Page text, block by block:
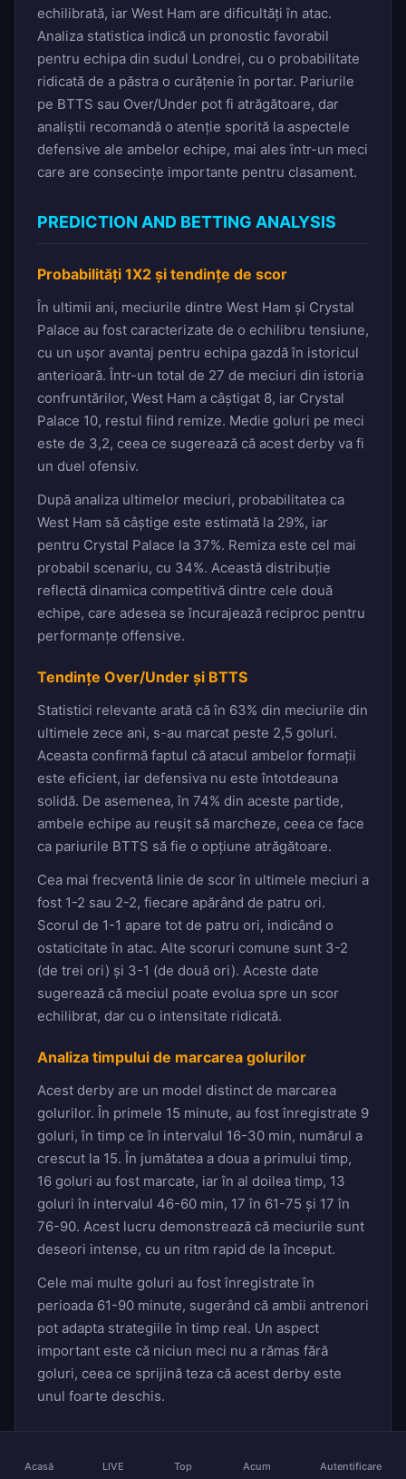
echilibrată, iar West Ham are dificultăți în atac.
Analiza statistica indică un pronostic favorabil
pentru echipa din sudul Londrei, cu o probabilitate
ridicată de a păstra o curățenie în portar. Pariurile
pe BTTS sau Over/Under pot fi atrăgătoare, dar
analiștii recomandă o atenție sporită la aspectele
defensive ale ambelor echipe, mai ales într-un meci
care are consecințe importante pentru clasament.
PREDICTION AND BETTING ANALYSIS
Probabilități 1X2 și tendințe de scor
În ultimii ani, meciurile dintre West Ham și Crystal
Palace au fost caracterizate de o echilibru tensiune,
cu un ușor avantaj pentru echipa gazdă în istoricul
anterioară. Într-un total de 27 de meciuri din istoria
confruntărilor, West Ham a câștigat 8, iar Crystal
Palace 10, restul fiind remize. Medie goluri pe meci
este de 3,2, ceea ce sugerează că acest derby va fi
un duel ofensiv.
După analiza ultimelor meciuri, probabilitatea ca
West Ham să câștige este estimată la 29%, iar
pentru Crystal Palace la 37%. Remiza este cel mai
probabil scenariu, cu 34%. Această distribuție
reflectă dinamica competitivă dintre cele două
echipe, care adesea se încurajează reciproc pentru
performanțe offensive.
Tendințe Over/Under și BTTS
Statistici relevante arată că în 63% din meciurile din
ultimele zece ani, s-au marcat peste 2,5 goluri.
Aceasta confirmă faptul că atacul ambelor formații
este eficient, iar defensiva nu este întotdeauna
solidă. De asemenea, în 74% din aceste partide,
ambele echipe au reușit să marcheze, ceea ce face
ca pariurile BTTS să fie o opțiune atrăgătoare.
Cea mai frecventă linie de scor în ultimele meciuri a
fost 1-2 sau 2-2, fiecare apărând de patru ori.
Scorul de 1-1 apare tot de patru ori, indicând o
ostaticitate în atac. Alte scoruri comune sunt 3-2
(de trei ori) și 3-1 (de două ori). Aceste date
sugerează că meciul poate evolua spre un scor
echilibrat, dar cu o intensitate ridicată.
Analiza timpului de marcarea golurilor
Acest derby are un model distinct de marcarea
golurilor. În primele 15 minute, au fost înregistrate 9
goluri, în timp ce în intervalul 16-30 min, numărul a
crescut la 15. În jumătatea a doua a primului timp,
16 goluri au fost marcate, iar în al doilea timp, 13
goluri în intervalul 46-60 min, 17 în 61-75 și 17 în
76-90. Acest lucru demonstrează că meciurile sunt
deseori intense, cu un ritm rapid de la început.
Cele mai multe goluri au fost înregistrate în
perioada 61-90 minute, sugerând că ambii antrenori
pot adapta strategiile în timp real. Un aspect
important este că niciun meci nu a rămas fără
goluri, ceea ce sprijină teza că acest derby este
unul foarte deschis.
Pe baza datelor prezentate, pariurile 1X2 par să
Acasă LIVE Top Acum Autentificare